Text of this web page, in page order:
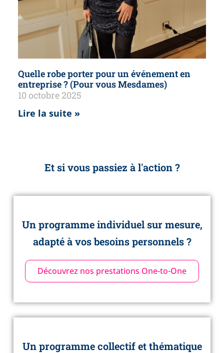
Quelle robe porter pour un événement en
entreprise ? (Pour vous Mesdames)
10 octobre 2025
Lire la suite »
Et si vous passiez à l'action ?
Un programme individuel sur mesure,
adapté à vos besoins personnels ?
Découvrez nos prestations One-to-One
Un programme collectif et thématique